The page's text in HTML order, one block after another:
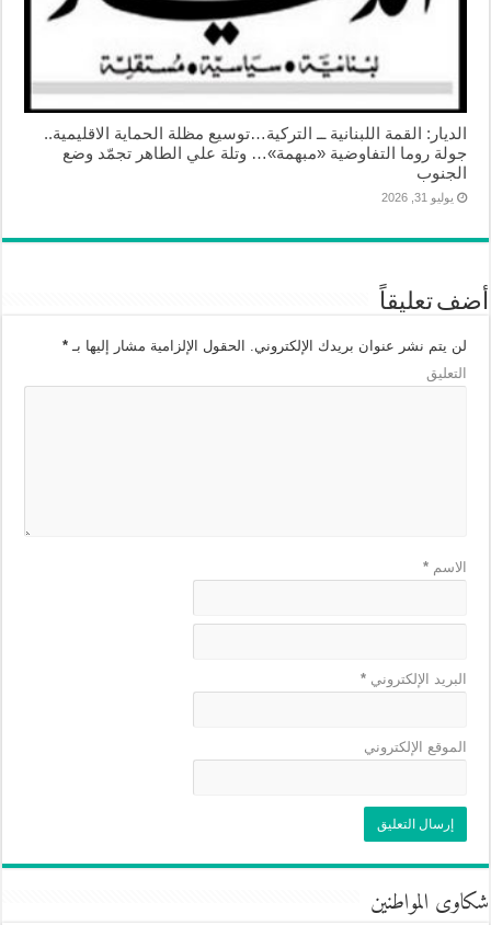
الديار: القمة اللبنانية ــ التركية…توسيع مظلة الحماية الاقليمية..
جولة روما التفاوضية «مبهمة»… وتلة علي الطاهر تجمّد وضع
الجنوب
يوليو 31, 2026
أضف تعليقاً
لن يتم نشر عنوان بريدك الإلكتروني. الحقول الإلزامية مشار إليها بـ*
التعليق
الاسم*
البريد الإلكتروني*
الموقع الإلكتروني
شكاوى المواطنين